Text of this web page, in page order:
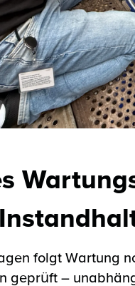
folgt Wartung
geprüft –